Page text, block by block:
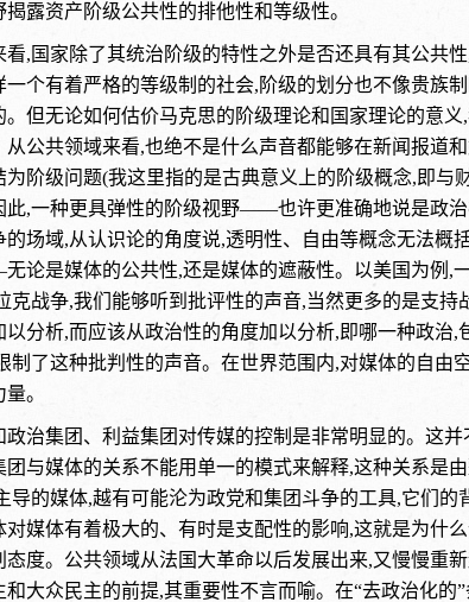
揭露资产阶级公共性的排他性和等级性。
看,国家除了其统治阶级的特性之外是否还具有其公共
一个有着严格的等级制的社会,阶级的划分也不像贵族
。但无论如何估价马克思的阶级理论和国家理论的意
从公共领域来看,也绝不是什么声音都能够在新闻报
为阶级问题(我这里指的是古典意义上的阶级概念,即
此,一种更具弹性的阶级视野——也许更准确地说是政
的场域,从认识论的角度说,透明性、自由等概念无法
论是媒体的公共性,还是媒体的遮蔽性。以美国为例,
克战争,我们能够听到批评性的声音,当然更多的是支
以分析,而应该从政治性的角度加以分析,即哪一种政
制了这种批判性的声音。在世界范围内,对媒体的自
。
政治集团、利益集团对传媒的控制是非常明显的。这
团与媒体的关系不能用单一的模式来解释,这种关系是
导的媒体,越有可能沦为政党和集团斗争的工具,它们
对媒体有着极大的、有时是支配性的影响,这就是为
态度。公共领域从法国大革命以后发展出来,又慢慢重
和大众民主的前提,其重要性不言而喻。在“去政治化